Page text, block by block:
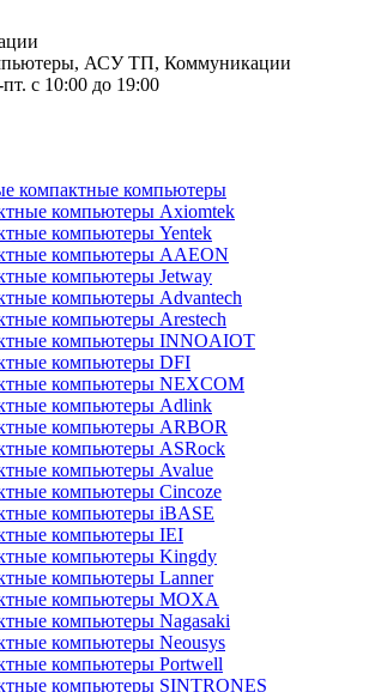
АСУ ТП, Коммуникации
с 10:00 до 19:00
компактные компьютеры
компьютеры Axiomtek
компьютеры Yentek
компьютеры AAEON
компьютеры Jetway
компьютеры Advantech
компьютеры Arestech
компьютеры INNOAIOT
компьютеры DFI
компьютеры NEXCOM
компьютеры Adlink
компьютеры ARBOR
компьютеры ASRock
компьютеры Avalue
компьютеры Cincoze
компьютеры iBASE
компьютеры IEI
компьютеры Kingdy
компьютеры Lanner
компьютеры MOXA
компьютеры Nagasaki
компьютеры Neousys
компьютеры Portwell
компьютеры SINTRONES